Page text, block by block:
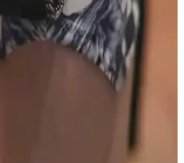
Çantası: Tasarım,
Üzerine Detaylı
Pokémon temalı tasarımı ve
yapısı güvenlik endişesi
Çanta Modelleri ve
Detaylı Bilgi